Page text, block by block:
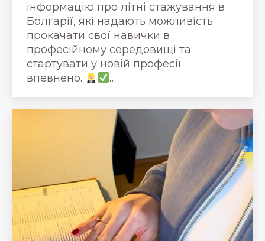
інформацію про літні стажування в
Болгарії, які надають можливість
прокачати свої навички в
професійному середовищі та
стартувати у новій професії
впевнено.
…